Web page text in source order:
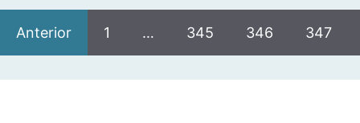
Anterior 1 … 345 346 347